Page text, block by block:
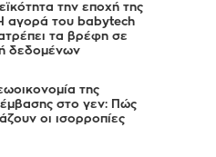
την εποχή της
αγορά του babytech
τα βρέφη σε
δεδομένων
της
στο γεν: Πώς
οι ισορροπίες